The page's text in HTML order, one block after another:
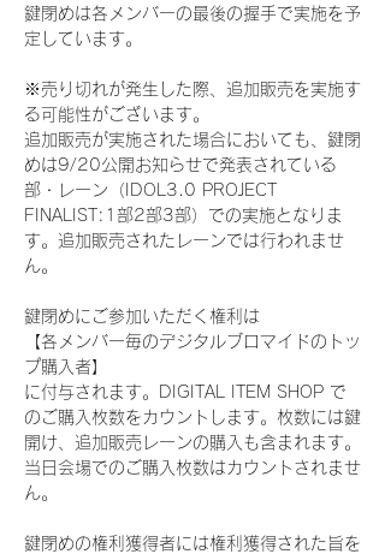
鍵閉めは各メンバーの最後の握手で実施を予
定しています。
※売り切れが発生した際、追加販売を実施す
る可能性がございます。
追加販売が実施された場合においても、鍵閉
めは9/20公開お知らせで発表されている
部・レーン（IDOL3.0 PROJECT
FINALIST:1部2部3部）での実施となりま
す。追加販売されたレーンでは行われませ
ん。
鍵閉めにご参加いただく権利は
【各メンバー毎のデジタルブロマイドのトッ
プ購入者】
に付与されます。DIGITAL ITEM SHOP で
のご購入枚数をカウントします。枚数には鍵
開け、追加販売レーンの購入も含まれます。
当日会場でのご購入枚数はカウントされませ
ん。
鍵閉めの権利獲得者には権利獲得された旨を